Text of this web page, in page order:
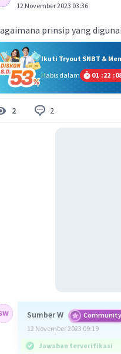
12 November 2023 03:36
prinsip yang
Ikuti Tryout SNBT &
Habis dalam
01 :22 :
2 2
Sumber W Community
12 November 2023 09:19
Jawaban terverifikasi